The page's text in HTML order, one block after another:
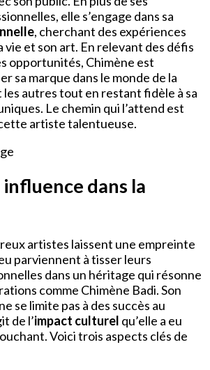
elle s’engage dans sa
, cherchant des expériences
vie et son art. En relevant des défis
opportunités, Chimène est
sa marque dans le monde de la
les autres tout en restant fidèle à sa
Le chemin qui l’attend est
artiste talentueuse.
dans la
artistes laissent une empreinte
parviennent à tisser leurs
dans un héritage qui résonne
comme Chimène Badi. Son
ne se limite pas à des succès au
de l’impact culturel qu’elle a eu
Voici trois aspects clés de